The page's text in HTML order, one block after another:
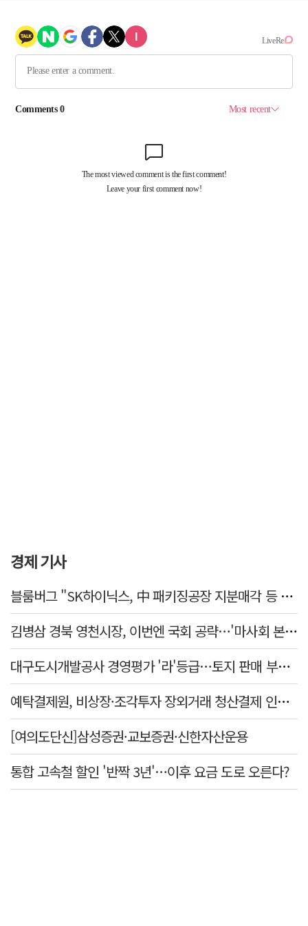
경제 기사
블룸버그 "SK하이닉스, 中 패키징공장 지분매각 등 검토"
김병삼 경북 영천시장, 이번엔 국회 공략…'마사회 본사 이전·광역교통망 확충' 요청
대구도시개발공사 경영평가 '라'등급…토지 판매 부진에 1년 만에 두 단계 '뚝'
예탁결제원, 비상장·조각투자 장외거래 청산결제 인프라 구축 착수…연내 가동
[여의도단신]삼성증권·교보증권·신한자산운용
통합 고속철 할인 '반짝 3년'…이후 요금 도로 오른다?